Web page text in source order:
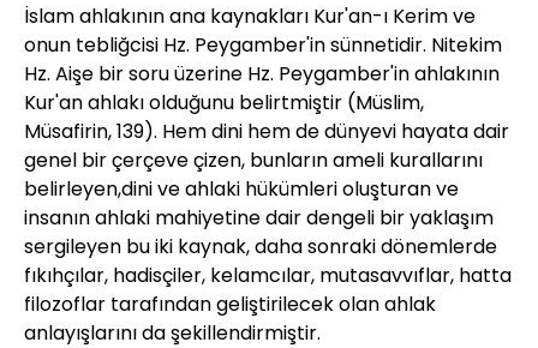
İslam ahlakının ana kaynakları Kur'an-ı Kerim ve
onun tebliğcisi Hz. Peygamber'in sünnetidir. Nitekim
Hz. Aişe bir soru üzerine Hz. Peygamber'in ahlakının
Kur'an ahlakı olduğunu belirtmiştir (Müslim,
Müsafirin, 139). Hem dini hem de dünyevi hayata dair
genel bir çerçeve çizen, bunların ameli kurallarını
belirleyen,dini ve ahlaki hükümleri oluşturan ve
insanın ahlaki mahiyetine dair dengeli bir yaklaşım
sergileyen bu iki kaynak, daha sonraki dönemlerde
fıkıhçılar, hadisçiler, kelamcılar, mutasavvıflar, hatta
filozoflar tarafından geliştirilecek olan ahlak
anlayışlarını da şekillendirmiştir.